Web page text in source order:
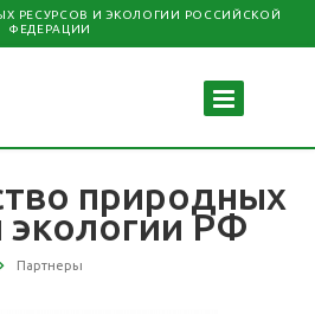
РЕСУРСОВ И ЭКОЛОГИИ РОССИЙСКОЙ
ФЕДЕРАЦИИ
природных
экологии РФ
Партнеры